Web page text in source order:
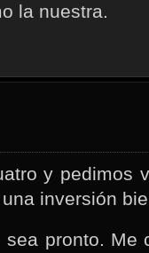
la nuestra.
y pedimos
inversión
sea pronto.